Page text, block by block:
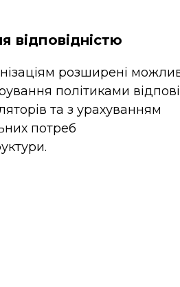
відповідністю
розширені
політиками
та з урахуванням
потреб